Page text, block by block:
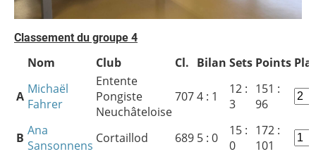
Classement du groupe 4
Nom Club Cl. Bilan Sets Points
A Michaël
Fahrer
Entente
Pongiste
Neuchâteloise
7074 : 1
12 :
3
151 :
96
B Ana
Sansonnens Cortaillod 689 5 : 0
15 :
0
172 :
101